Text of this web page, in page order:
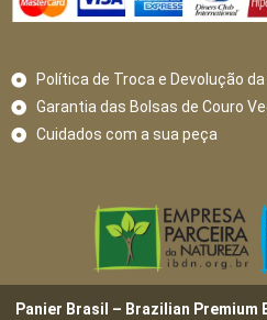
Política de Troca e Devolução da
Garantia das Bolsas de Couro
Cuidados com a sua peça
Panier Brasil – Brazilian Premium